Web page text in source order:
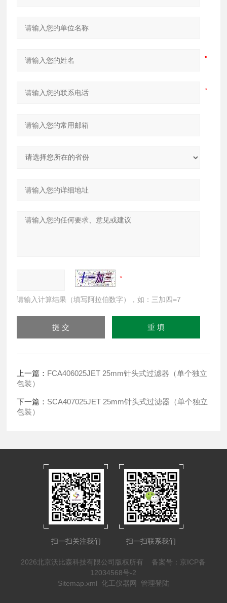
请输入计算结果（填写阿拉伯数字），如：三加四=7
上一篇： FCA406025JET 25mm针头式过滤器（单个独立
包装）
下一篇： SCA407025JET 25mm针头式过滤器（单个独立
包装）
扫一扫关注我们 扫一扫联系我们
2026北京沃比森科技有限公司版权所有 备案号：京ICP备
12034568号-2
Sitemap.xml 化工仪器网 管理登陆